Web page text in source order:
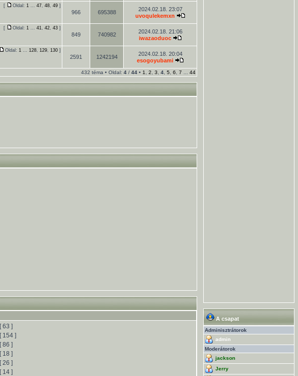
[ Oldal: 1 ... 47, 48, 49 ]
966 695388
2024.02.18. 23:07
uvoqulekemxn
[ Oldal: 1 ... 41, 42, 43 ]
849 740982
2024.02.18. 21:06
iwazaoduoc
Oldal: 1 ... 128, 129, 130 ]
2591 1242194
2024.02.18. 20:04
esogoyubami
432 téma • Oldal: 4 / 44 • 1 2 3 4 5 6 7 44
[ 63 ]
[ 154 ]
[ 86 ]
[ 18 ]
[ 26 ]
[ 14 ]
A csapat
Adminisztrátorok
admin
Moderátorok
jackson
Jerry